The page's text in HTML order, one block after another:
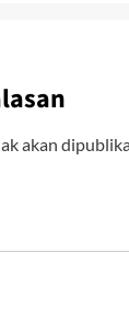
akan